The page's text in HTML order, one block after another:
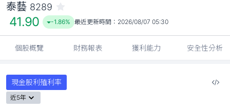
泰藝 8289
41.90 -1.86% 最近更新時間： 2026/08/07 05:30
個股概覽 財務報表 獲利能力 安全性分析
現金股利殖利率
近5年